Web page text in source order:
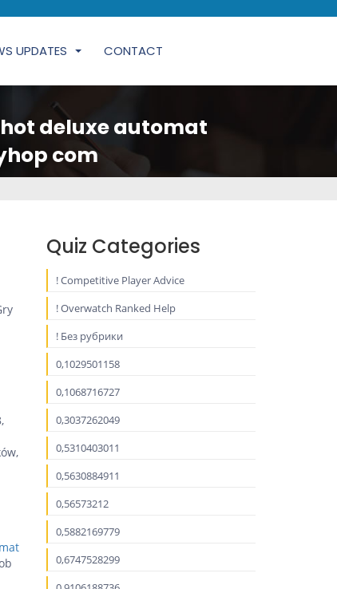
UPDATES CONTACT
deluxe automat
com
Quiz Categories
! Competitive Player Advice
! Overwatch Ranked Help
! Без рубрики
0,1029501158
0,1068716727
0,3037262049
0,5310403011
0,5630884911
0,56573212
0,5882169779
0,6747528299